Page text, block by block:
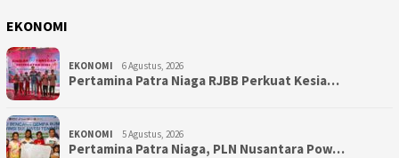
EKONOMI
EKONOMI 6 Agustus, 2026
Pertamina Patra Niaga RJBB Perkuat Kesia…
EKONOMI 5 Agustus, 2026
Pertamina Patra Niaga, PLN Nusantara Pow…